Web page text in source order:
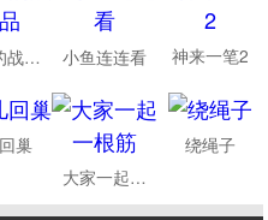
国王的战利品 小鱼连连看 神来一笔2
巢
大家一起一根筋
绕绳子